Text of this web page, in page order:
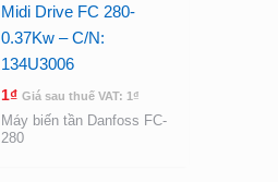
Midi Drive FC 280-
0.37Kw – C/N:
134U3006
1₫ Giá sau thuế VAT: 1 ₫
Máy biến tần Danfoss FC-
280